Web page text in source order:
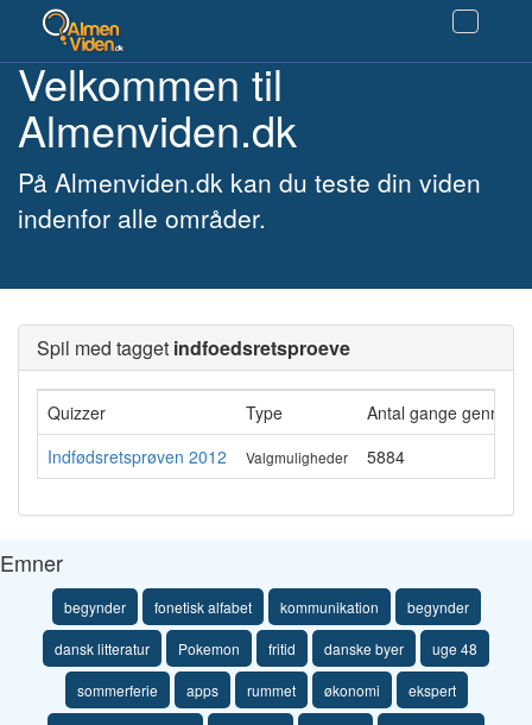
Velkommen til
Almenviden.dk
På Almenviden.dk kan du teste din viden
indenfor alle områder.
Spil med tagget indfoedsretsproeve
Quizzer Type
Antal gange
Indfødsretsprøven 2012
Valgmuligheder 5884
Emner
begynder fonetisk alfabet kommunikation begynder
dansk litteratur Pokemon fritid danske byer uge 48
sommerferie apps rummet økonomi ekspert